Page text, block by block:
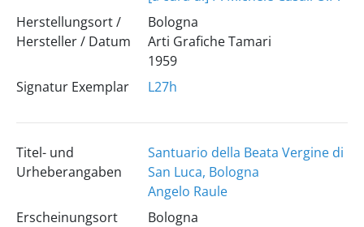
Herstellungsort /
Hersteller / Datum
Bologna
Arti Grafiche Tamari
1959
Signatur Exemplar
L27h
Titel- und
Urheberangaben
Santuario della Beata Vergine di
San Luca, Bologna
Angelo Raule
Erscheinungsort
Bologna